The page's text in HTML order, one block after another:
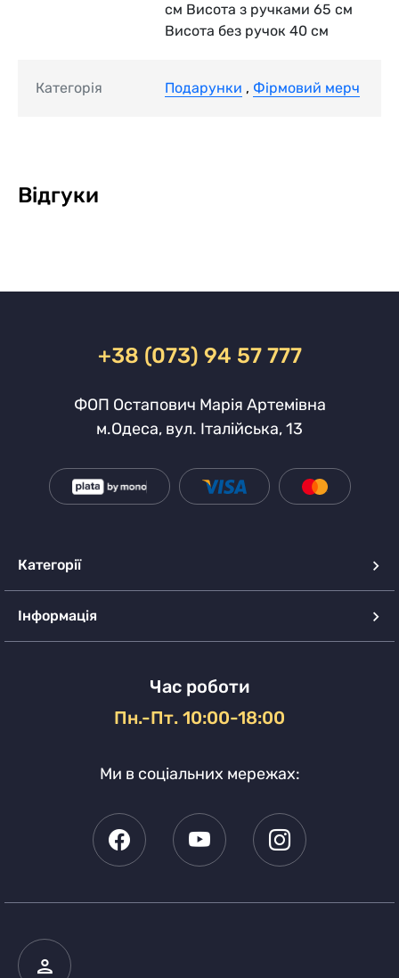
см Висота з ручками 65 см
Висота без ручок 40 см
Категорія Подарунки , Фірмовий мерч
Відгуки
+38 (073) 94 57 777
ФОП Остапович Марія Артемівна
м.Одеса, вул. Італійська, 13
Категорії
Інформація
Час роботи
Пн.-Пт. 10:00-18:00
Ми в соціальних мережах: